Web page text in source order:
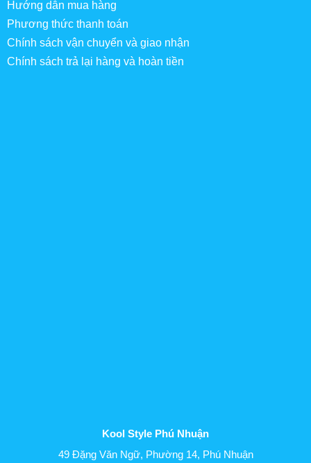
Hướng dẫn mua hàng
Phương thức thanh toán
Chính sách vận chuyển và giao nhận
Chính sách trả lại hàng và hoàn tiền
Kool Style Phú Nhuận
49 Đặng Văn Ngữ, Phường 14, Phú Nhuận